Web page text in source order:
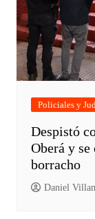
Policiales y
Despistó
Oberá y
borracho
Daniel